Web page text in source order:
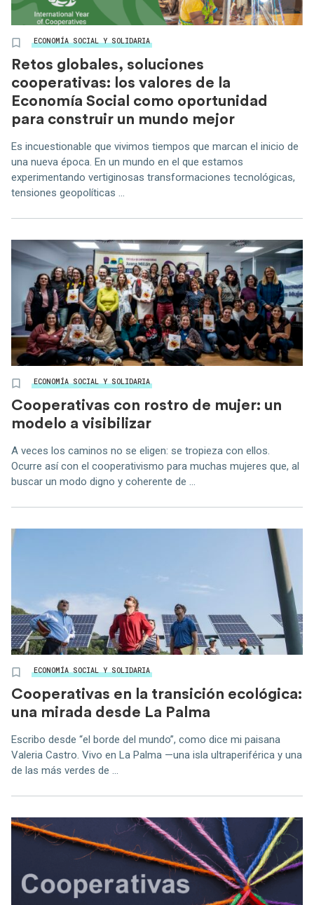
ECONOMÍA SOCIAL Y SOLIDARIA
Retos globales, soluciones
cooperativas: los valores de la
Economía Social como oportunidad
para construir un mundo mejor
Es incuestionable que vivimos tiempos que marcan el inicio de
una nueva época. En un mundo en el que estamos
experimentando vertiginosas transformaciones tecnológicas,
tensiones geopolíticas ...
ECONOMÍA SOCIAL Y SOLIDARIA
Cooperativas con rostro de mujer: un
modelo a visibilizar
A veces los caminos no se eligen: se tropieza con ellos.
Ocurre así con el cooperativismo para muchas mujeres que, al
buscar un modo digno y coherente de ...
ECONOMÍA SOCIAL Y SOLIDARIA
Cooperativas en la transición ecológica:
una mirada desde La Palma
Escribo desde “el borde del mundo”, como dice mi paisana
Valeria Castro. Vivo en La Palma —una isla ultraperiférica y una
de las más verdes de ...